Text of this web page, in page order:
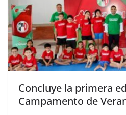
Concluye la primera
Campamento de